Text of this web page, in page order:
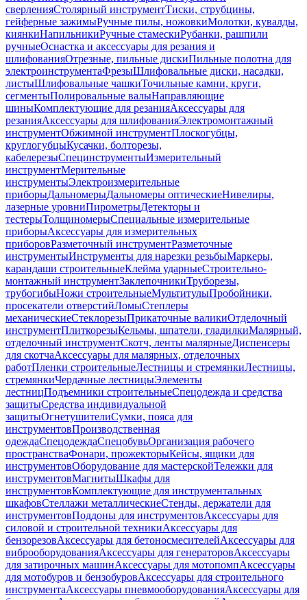
сверленияСтолярный инструментТиски, струбцины,
гейферные зажимыРучные пилы, ножовкиМолотки, кувалды,
киянкиНапильникиРучные стамескиРубанки, рашпили
ручныеОснастка и аксессуары для резания и
шлифованияОтрезные, пильные дискиПильные полотна для
электроинструментаФрезыШлифовальные диски, насадки,
листыШлифовальные чашкиТочильные камни, круги,
сегментыПолировальные валыНаправляющие
шиныКомплектующие для резанияАксессуары для
резанияАксессуары для шлифованияЭлектромонтажный
инструментОбжимной инструментПлоскогубцы,
круглогубцыКусачки, болторезы,
кабелерезыСпецинструментыИзмерительный
инструментМерительные
инструментыЭлектроизмерительные
приборыДальномерыДальномеры оптическиеНивелиры,
лазерные уровниПирометрыДетекторы и
тестерыТолщиномерыСпециальные измерительные
приборыАксессуары для измерительных
приборовРазметочный инструментРазметочные
инструментыИнструменты для нарезки резьбыМаркеры,
карандаши строительныеКлейма ударныеСтроительно-
монтажный инструментЗаклепочникиТруборезы,
трубогибыНожи строительныеМультитулыПробойники,
просекатели отверстийЛомыСтеплеры
механическиеСтеклорезыПрикаточные валикиОтделочный
инструментПлиткорезыКельмы, шпатели, гладилкиМалярный,
отделочный инструментСкотч, ленты малярныеДиспенсеры
для скотчаАксессуары для малярных, отделочных
работПленки строительныеЛестницы и стремянкиЛестницы,
стремянкиЧердачные лестницыЭлементы
лестницПодъемники строительныеСпецодежда и средства
защитыСредства индивидуальной
защитыОгнетушителиСумки, пояса для
инструментовПроизводственная
одеждаСпецодеждаСпецобувьОрганизация рабочего
пространстваФонари, прожекторыКейсы, ящики для
инструментовОборудование для мастерскойТележки для
инструментовМагнитыШкафы для
инструментовКомплектующие для инструментальных
шкафовСтеллажи металлическиеСтенды, держатели для
инструментовПоддоны для инструментовАксессуары для
силовой и строительной техникиАксессуары для
бензорезовАксессуары для бетоносмесителейАксессуары для
виброоборудованияАксессуары для генераторовАксессуары
для затирочных машинАксессуары для мотопомпАксессуары
для мотобуров и бензобуровАксессуары для строительного
инструментаАксессуары пневмооборудованияАксессуары для